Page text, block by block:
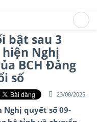
bật sau 3
Nghị
BCH Đảng
số
23/08/2025
quyết số 09-